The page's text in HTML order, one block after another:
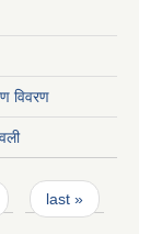
विवरण
last »